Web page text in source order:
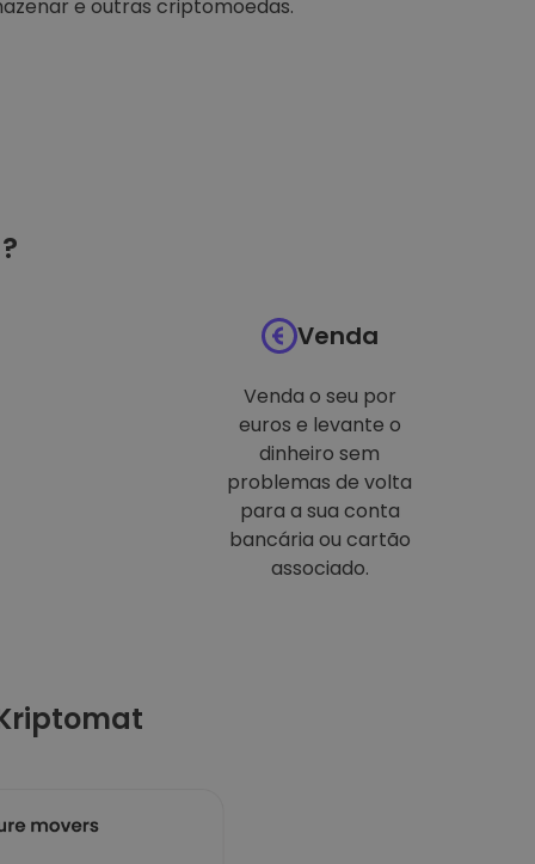
e outras criptomoedas.
?
Venda
Venda o seu por
euros e levante o
dinheiro sem
problemas de volta
para a sua conta
bancária ou cartão
associado.